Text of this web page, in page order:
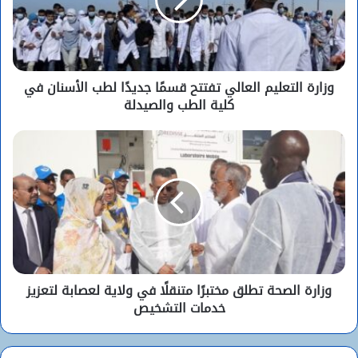
وزارة التعليم العالي تفتتح قسمًا جديدًا لطب الأسنان في
كلية الطب والصيدلة
وزارة الصحة تطلق مختبرًا متنقلًا في ولاية لعصابة لتعزيز
خدمات التشخيص